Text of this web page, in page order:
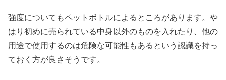
強度についてもペットボトルによるところがあります。や
はり初めに売られている中身以外のものを入れたり、他の
用途で使用するのは危険な可能性もあるという認識を持っ
ておく方が良さそうです。